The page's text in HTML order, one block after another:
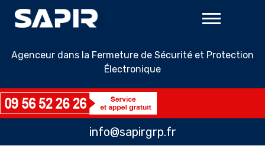
Agenceur dans la Fermeture de Sécurité et Protection
Électronique
info@sapirgrp.fr